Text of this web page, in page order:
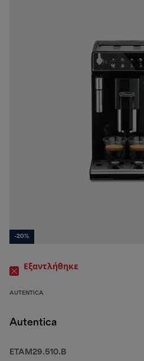
-20%
Εξαντλήθηκε
AUTENTICA
Autentica
ETAM29.510.B